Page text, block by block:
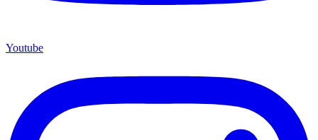
Youtube